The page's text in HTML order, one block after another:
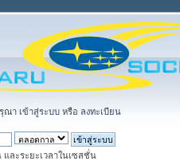
ณา เข้าสู่ระบบ หรือ ลงทะเบียน
ละระยะเวลาในเซสชั่น